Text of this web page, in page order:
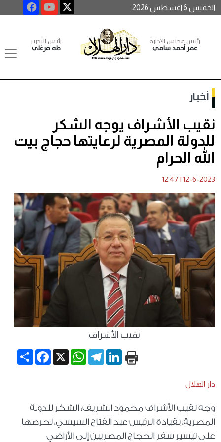
الخميس 6 اغسطس 2026
رئيس مجلس الإدارة
عمر أحمد سامي
رئيس التحرير
طه فرغلي
أخبار
نقيب الأشراف يوجه الشكر
للدولة المصرية لرعايتها حجاج بيت
الله الحرام
12-6-2023
|
12:47
نقيب الأشراف
Share
Facebook X
WhatsApp
TelegramLinkedIn
دار الهلال
وجه نقيب الأشراف محمود الشريف، الشكر للدولة
المصرية، بقيادة الرئيس عبد الفتاح السيسي، لحرصها
على تيسير سفر الحجاج المصريين إلى الأراضي